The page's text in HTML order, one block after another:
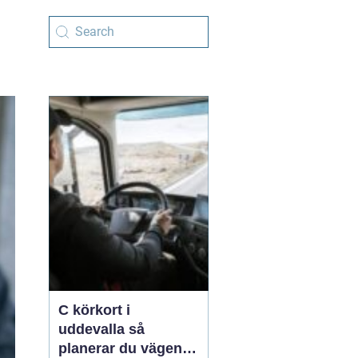
C körkort i
uddevalla så
planerar du vägen